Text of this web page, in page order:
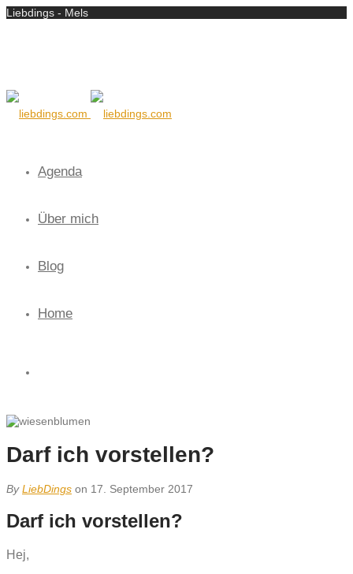
Liebdings - Mels
Agenda
Über mich
Blog
Home
Darf ich vorstellen?
ByLiebDings on 17. September 2017
Darf ich vorstellen?
Hej,